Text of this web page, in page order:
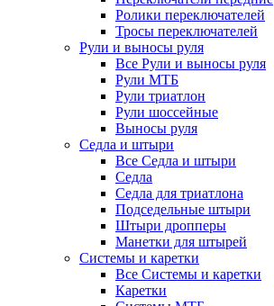
Ролики переключателей
Тросы переключателей
Рули и выносы руля
Все Рули и выносы руля
Рули МТБ
Рули триатлон
Рули шоссейные
Выносы руля
Седла и штыри
Все Седла и штыри
Седла
Седла для триатлона
Подседельные штыри
Штыри дропперы
Манетки для штырей
Системы и каретки
Все Системы и каретки
Каретки